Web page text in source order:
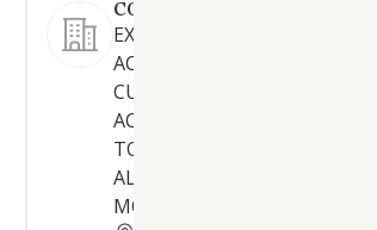
CORTIJO LOS COTOS SL
EXPLOTACION DE TODO
ACTIVIDADES TURISTICAS,
CULTURALES, EDUCATIVAS.
ACTIVIDADES
TODO TIPO. LIMPIEZA Y
ALQUILER DE VEHICULOS A
MOTOR.